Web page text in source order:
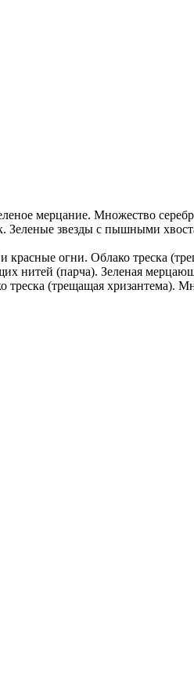
мерцание. Множество
Зеленые звезды с пышными
красные огни. Облако треска
нитей (парча). Зеленая
(трещащая хризантема).